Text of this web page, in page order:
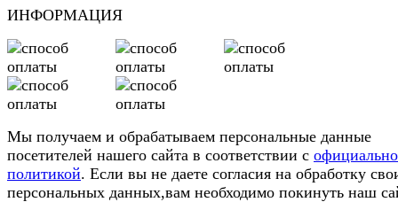
ИНФОРМАЦИЯ
Мы получаем и обрабатываем персональные данные
посетителей нашего сайта в соответствии с
политикой. Если вы не даете согласия на обработку
персональных данных,вам необходимо покинуть наш